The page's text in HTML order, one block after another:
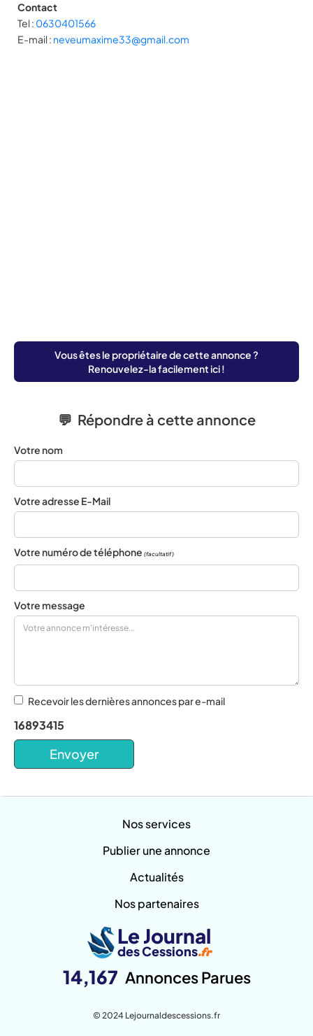
Contact
Tel : 0630401566
E-mail : neveumaxime33@gmail.com
Vous êtes le propriétaire de cette annonce ?
Renouvelez-la facilement ici !
💬 Répondre à cette annonce
Votre nom
Votre adresse E-Mail
Votre numéro de téléphone (facultatif)
Votre message
Recevoir les dernières annonces par e-mail
16893415
Nos services
Publier une annonce
Actualités
Nos partenaires
Le Journal
des Cessions.fr
14,167 Annonces Parues
© 2024 Lejournaldescessions.fr